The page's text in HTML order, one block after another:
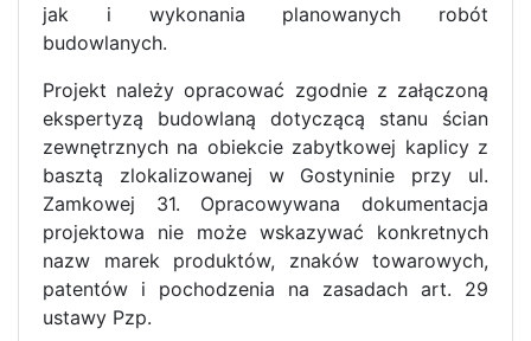
jak i wykonania planowanych robót
budowlanych.
Projekt należy opracować zgodnie z załączoną
ekspertyzą budowlaną dotyczącą stanu ścian
zewnętrznych na obiekcie zabytkowej kaplicy z
basztą zlokalizowanej w Gostyninie przy ul.
Zamkowej 31. Opracowywana dokumentacja
projektowa nie może wskazywać konkretnych
nazw marek produktów, znaków towarowych,
patentów i pochodzenia na zasadach art. 29
ustawy Pzp.